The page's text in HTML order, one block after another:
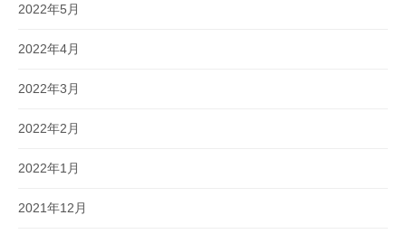
2022年5月
2022年4月
2022年3月
2022年2月
2022年1月
2021年12月